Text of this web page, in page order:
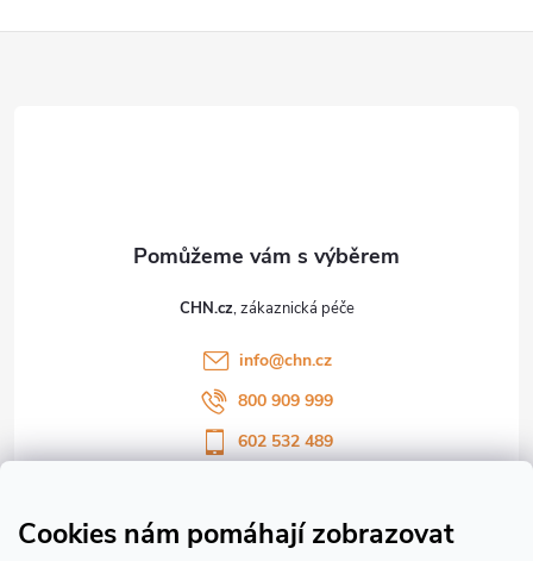
Cookies nám pomáhají zobrazovat
CHN.cz
info@chn.cz
800 909 999
602 532 489
Sledujte náš vlog CHN_CZ